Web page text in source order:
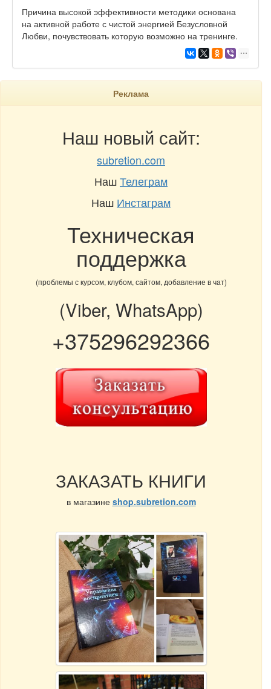
Причина высокой эффективности методики основана
на активной работе с чистой энергией Безусловной
Любви, почувствовать которую возможно на тренинге.
Реклама
Наш новый сайт:
subretion.com
НашТелеграм
Наш Инстаграм
Техническая
поддержка
(проблемы с курсом, клубом, сайтом, добавление в чат)
(Viber, WhatsApp)
+375296292366
ЗАКАЗАТЬ КНИГИ
в магазине shop.subretion.com